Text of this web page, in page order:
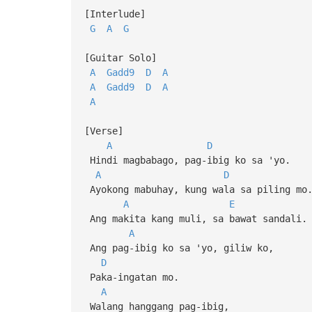
[Interlude]
G
A G
[Guitar Solo]
A
Gadd9 D
A
A
Gadd9 D
A
A
[Verse]
A
D
Hindi magbabago, pag-ibig ko sa 'yo.
A
D
Ayokong mabuhay, kung wala sa piling mo.
A
E
Ang makita kang muli, sa bawat sandali.
A
Ang pag-ibig ko sa 'yo, giliw ko,
D
Paka-ingatan mo.
A
Walang hanggang pag-ibig,